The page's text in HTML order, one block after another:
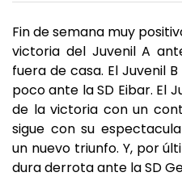
Fin de semana muy
victoria del Juvenil A
fuera de casa. El Juvenil
poco ante la SD Eibar. El
de la victoria con un
sigue con su
un nuevo triunfo. Y, por
dura derrota ante la SD